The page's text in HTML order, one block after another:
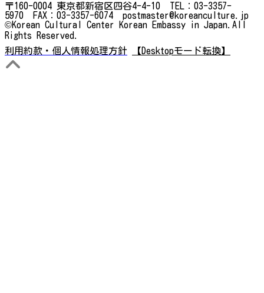
〒160-0004 東京都新宿区四谷4-4-10 TEL：03-3357-
5970 FAX：03-3357-6074 postmaster@koreanculture.jp
©Korean Cultural Center Korean Embassy in Japan.All
Rights Reserved.
利用約款・個人情報処理方針
【Desktopモード転換】